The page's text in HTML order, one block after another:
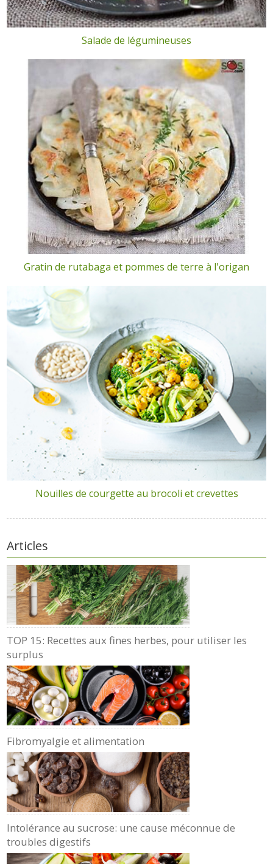
Salade de légumineuses
Gratin de rutabaga et pommes de terre à l'origan
Nouilles de courgette au brocoli et crevettes
Articles
TOP 15: Recettes aux fines herbes, pour utiliser les
surplus
Fibromyalgie et alimentation
Intolérance au sucrose: une cause méconnue de
troubles digestifs